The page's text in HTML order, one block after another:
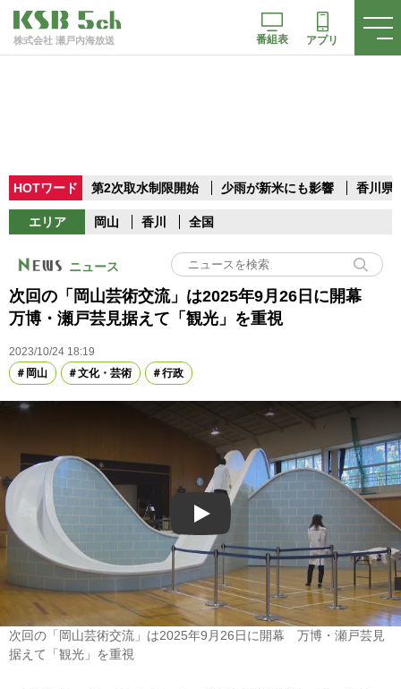
株式会社 瀬戸内海放送 番組表 アプリ
HOTワード 第2次取水制限開始 少雨が新米にも影響 香川県
エリア 岡山 香川 全国
ニュース
次回の「岡山芸術交流」は2025年9月26日に開幕
万博・瀬戸芸見据えて「観光」を重視
2023/10/24 18:19
岡山
文化・芸術 行政
Play
次回の「岡山芸術交流」は2025年9月26日に開幕 万博・瀬戸芸見
据えて「観光」を重視